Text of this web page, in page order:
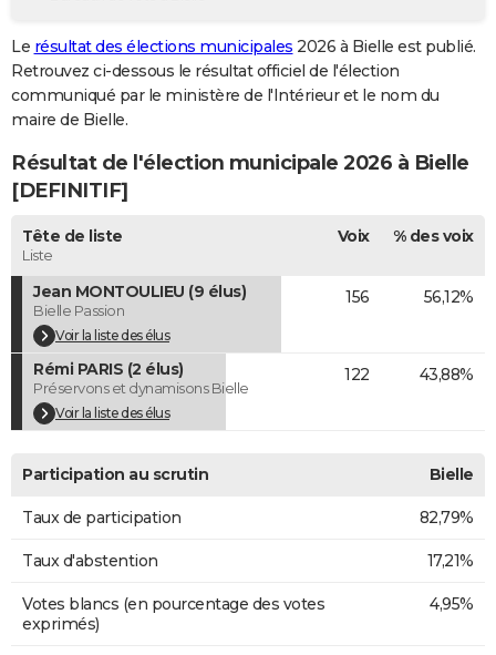
GUIDES D'ACHAT
BONS PLANS
CARTE DE VOEUX
Carte de Noël
Carte Bonne année
Carte Saint-Valentin
Carte Pâques
Carte d'anniversaire
DICTIONNAIRE
Dictionnaire
Biographies
Citations
Expressions
Proverbes
PROGRAMME TV
COPAINS D'AVANT
S'inscrire
Se connecter
Lycées
Collèges
Primaires
Universités
Entreprises
Service militaire
Avis de recherche
AVIS DE DÉCÈS
FORUM
Bricolage
Lifestyle
Culture
Sport
Auto
Television
Voyage
Cinema
Le résultat des élections municipales 2026 à Bielle est publié.
Retrouvez ci-dessous le résultat officiel de l'élection
communiqué par le ministère de l'Intérieur et le nom du
maire de Bielle.
Résultat de l'élection municipale 2026 à Bielle
[DEFINITIF]
Tête de liste
Liste
Voix % des voix
Jean MONTOULIEU (9 élus)
Bielle Passion
Voir la liste des élus
156 56,12%
Rémi PARIS (2 élus)
Préservons et dynamisons Bielle
Voir la liste des élus
122 43,88%
Participation au scrutin Bielle
Taux de participation 82,79%
Taux d'abstention 17,21%
Votes blancs (en pourcentage des votes
exprimés)
4,95%